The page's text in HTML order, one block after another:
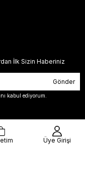
İlk Sizin Haberiniz
Gönder
kabul ediyorum.
Saklıdır. Üye Girişi